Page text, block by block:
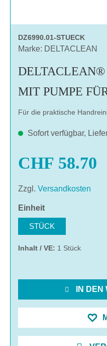
DZ6990.01-STUECK
Marke: DELTACLEAN
DELTACLEAN®
MIT PUMPE
Für die praktische
Sofort verfügbar,
CHF 58.70
Zzgl. Versandkosten
Einheitauswählen
STÜCK
Inhalt / VE: 1 Stück
IN